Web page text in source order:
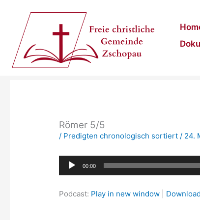
springen
Römer 5/5
/ Predigten chronologisch sortiert / 24.
Audio-
Player
00:00
Podcast: Play in new window Download